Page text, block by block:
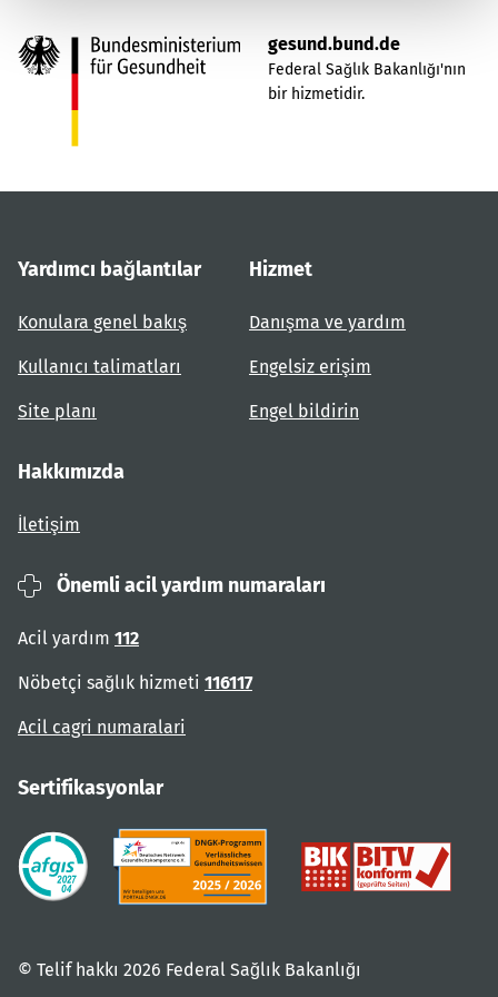
gesund.bund.de
Federal Sağlık Bakanlığı'nın
bir hizmetidir.
Yardımcı bağlantılar
Konulara genel bakış
Kullanıcı talimatları
Site planı
Hizmet
Danışma ve yardım
Engelsiz erişim
Engel bildirin
Hakkımızda
İletişim
Önemli acil yardım numaraları
Acil yardım 112
Nöbetçi sağlık hizmeti 116117
Acil cagri numaralari
Sertifikasyonlar
© Telif hakkı 2026 Federal Sağlık Bakanlığı